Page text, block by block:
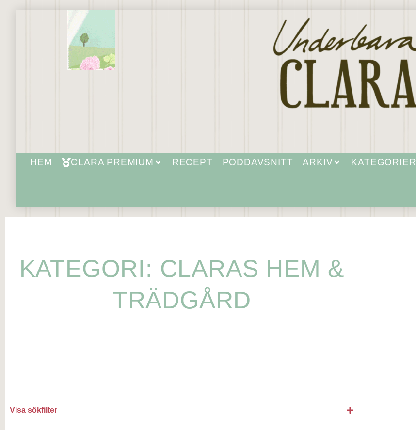
HEM CLARA PREMIUM RECEPT PODDAVSNITT ARKIV KATEGORIER
KATEGORI: CLARAS HEM &
TRÄDGÅRD
Visa sökfilter